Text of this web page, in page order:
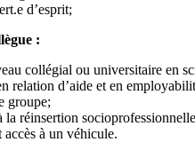
d’esprit;
:
collégial ou universitaire en
relation d’aide et en
groupe;
réinsertion
à un véhicule.